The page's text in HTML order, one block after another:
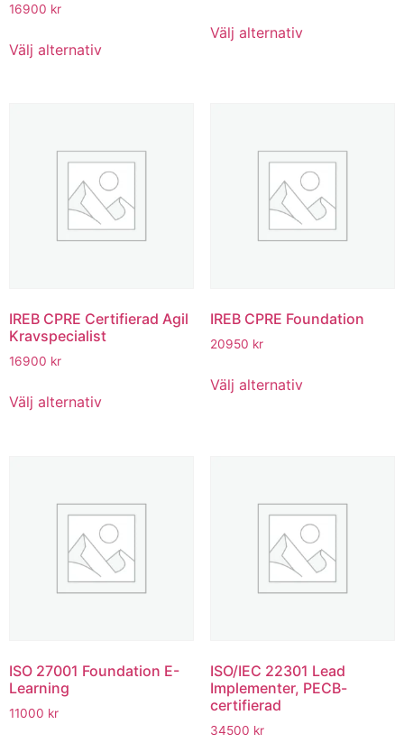
16900 kr
Välj alternativ
Välj alternativ
IREB CPRE Certifierad Agil
Kravspecialist
16900 kr
Välj alternativ
IREB CPRE Foundation
20950 kr
Välj alternativ
ISO 27001 Foundation E-
Learning
11000 kr
ISO/IEC 22301 Lead
Implementer, PECB-
certifierad
34500 kr